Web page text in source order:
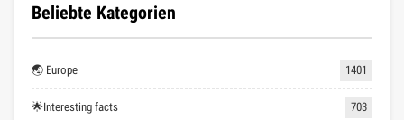
Beliebte Kategorien
🌏 Europe 1401
🌟Interesting facts 703